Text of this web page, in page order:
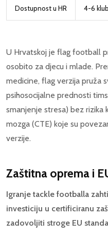
Dostupnost u HR 4-6
U Hrvatskoj je flag football
osobito za djecu i mlade.
medicine, flag verzija pruža
psihosocijalne prednosti
smanjenje stresa) bez rizika
mozga (CTE) koje su
verzije.
Zaštitna oprema i
Igranje tackle footballa
investiciju u certificiranu
zadovoljiti stroge EU